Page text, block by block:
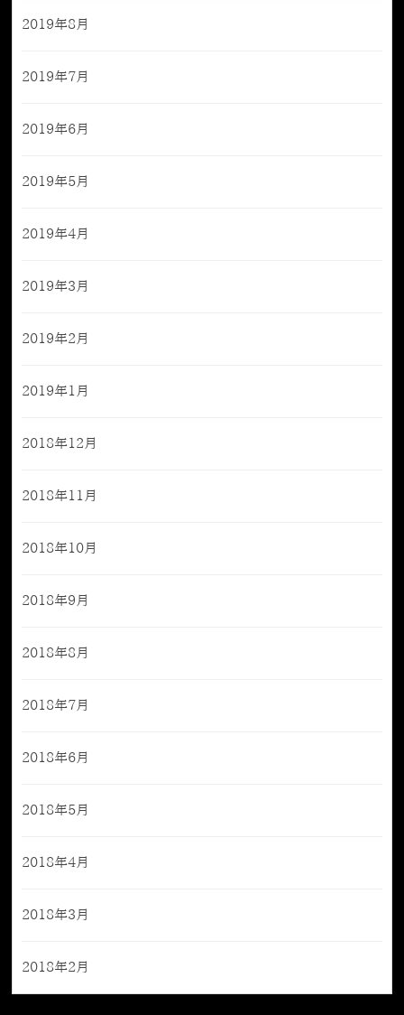
2019年8月
2019年7月
2019年6月
2019年5月
2019年4月
2019年3月
2019年2月
2019年1月
2018年12月
2018年11月
2018年10月
2018年9月
2018年8月
2018年7月
2018年6月
2018年5月
2018年4月
2018年3月
2018年2月